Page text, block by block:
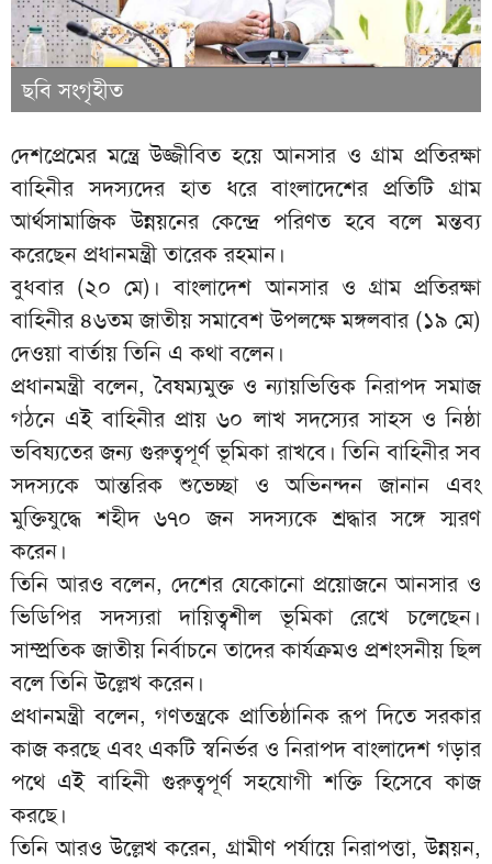
ছবি সংগৃহীত
দেশপ্রেমের মন্ত্রে উজ্জীবিত হয়ে আনসার ও গ্রাম প্রতিরক্ষা
বাহিনীর সদস্যদের হাত ধরে বাংলাদেশের প্রতিটি গ্রাম
আর্থসামাজিক উন্নয়নের কেন্দ্রে পরিণত হবে বলে মন্তব্য
করেছেন প্রধানমন্ত্রী তারেক রহমান।
বুধবার (২০ মে)। বাংলাদেশ আনসার ও গ্রাম প্রতিরক্ষা
বাহিনীর ৪৬তম জাতীয় সমাবেশ উপলক্ষে মঙ্গলবার (১৯ মে)
দেওয়া বার্তায় তিনি এ কথা বলেন।
প্রধানমন্ত্রী বলেন, বৈষম্যমুক্ত ও ন্যায়ভিত্তিক নিরাপদ সমাজ
গঠনে এই বাহিনীর প্রায় ৬০ লাখ সদস্যের সাহস ও নিষ্ঠা
ভবিষ্যতের জন্য গুরুত্বপূর্ণ ভূমিকা রাখবে। তিনি বাহিনীর সব
সদস্যকে আন্তরিক শুভেচ্ছা ও অভিনন্দন জানান এবং
মুক্তিযুদ্ধে শহীদ ৬৭০ জন সদস্যকে শ্রদ্ধার সঙ্গে স্মরণ
করেন।
তিনি আরও বলেন, দেশের যেকোনো প্রয়োজনে আনসার ও
ভিডিপির সদস্যরা দায়িত্বশীল ভূমিকা রেখে চলেছেন।
সাম্প্রতিক জাতীয় নির্বাচনে তাদের কার্যক্রমও প্রশংসনীয় ছিল
বলে তিনি উল্লেখ করেন।
প্রধানমন্ত্রী বলেন, গণতন্ত্রকে প্রাতিষ্ঠানিক রূপ দিতে সরকার
কাজ করছে এবং একটি স্বনির্ভর ও নিরাপদ বাংলাদেশ গড়ার
পথে এই বাহিনী গুরুত্বপূর্ণ সহযোগী শক্তি হিসেবে কাজ
করছে।
তিনি আরও উল্লেখ করেন, গ্রামীণ পর্যায়ে নিরাপত্তা, উন্নয়ন,